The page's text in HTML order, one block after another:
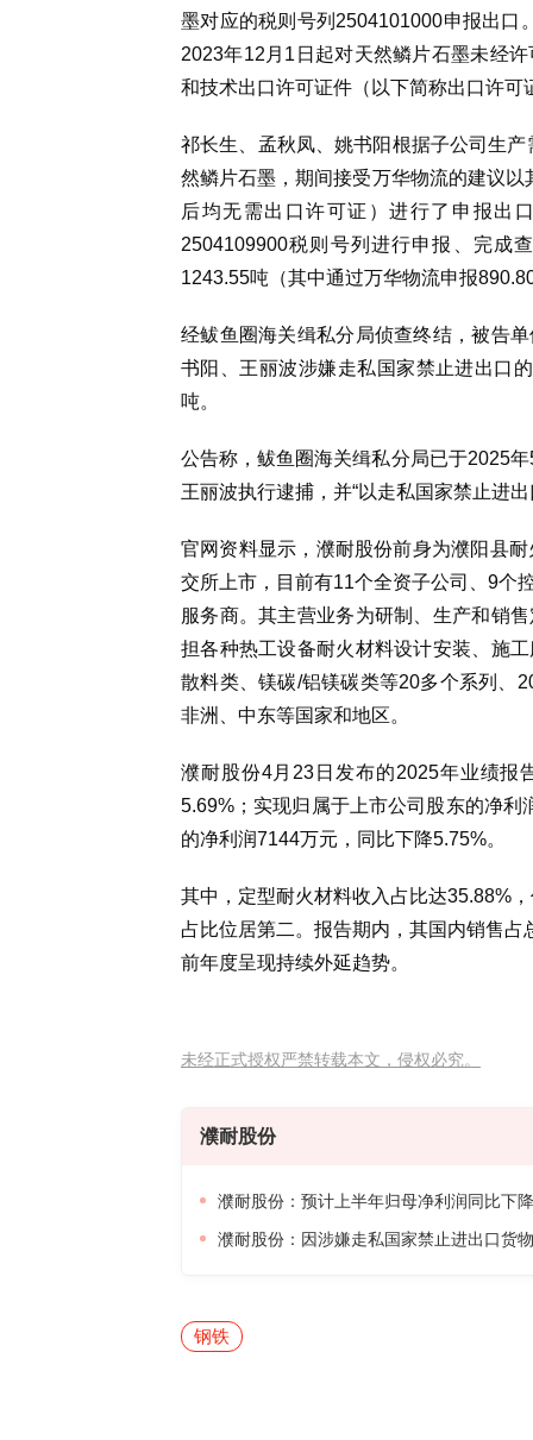
墨对应的税则号列2504101000申报出口
2023年12月1日起对天然鳞片石墨未经
和技术出口许可证件（以下简称出口许可
祁长生、孟秋凤、姚书阳根据子公司生
然鳞片石墨，期间接受万华物流的建议
后均无需出口许可证）进行了申报出
2504109900税则号列进行申报、完成
1243.55吨（其中通过万华物流申报
经鲅鱼圈海关缉私分局侦查终结，被告
书阳、王丽波涉嫌走私国家禁止进出口
吨。
公告称，鲅鱼圈海关缉私分局已于2025
王丽波执行逮捕 ， 并“以走私国家禁止进
官网资料显示，濮耐股份前身为濮阳县
交所上市，目前有11个全资子公司、9个
服务商。其主营业务为研制、生产和销
担各种热工设备耐火材料设计安装、施
散料类、镁碳/铝镁碳类等20多个系列、
非洲、中东等国家和地区。
濮耐股份4月23日 发布的2025年业绩报
5.69%；实现归属于上市公司股东的净
的净利润7144万元，同比下降5.75%。
其中，定型耐火材料收入占比达35.88%
占比位居第二。报告期内，其国内销售
前年度呈现持续外延趋势。
未经正式授权严禁转载本文，侵权必究。
濮耐股份
濮耐股份：预计上半年归母净利润同比下
濮耐股份：因涉嫌走私国家禁止进出口货
钢铁